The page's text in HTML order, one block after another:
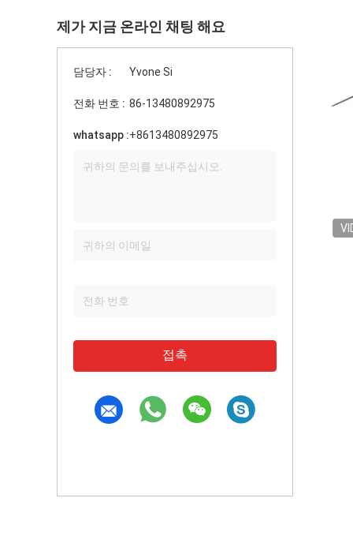
제가 지금 온라인 채팅 해요
담당자 : Yvone Si
전화 번호 : 86-13480892975
whatsapp :+8613480892975
접촉